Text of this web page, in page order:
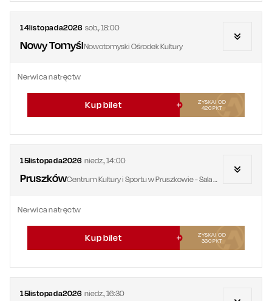
14listopada2026 sob.,18:00
Nowy TomyślNowotomyski Ośrodek Kultury
Nerwica natręctw
Kup bilet
ZYSKAJ OD
420PKT
15listopada2026 niedz.,14:00
Pruszków Centrum Kultury i Sportu w Pruszkowie - Sala Widowiskowa
Nerwica natręctw
Kup bilet
ZYSKAJ OD
360PKT
15listopada2026 niedz.,16:30